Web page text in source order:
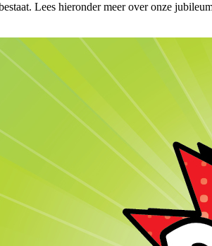
Lees hieronder meer over onze